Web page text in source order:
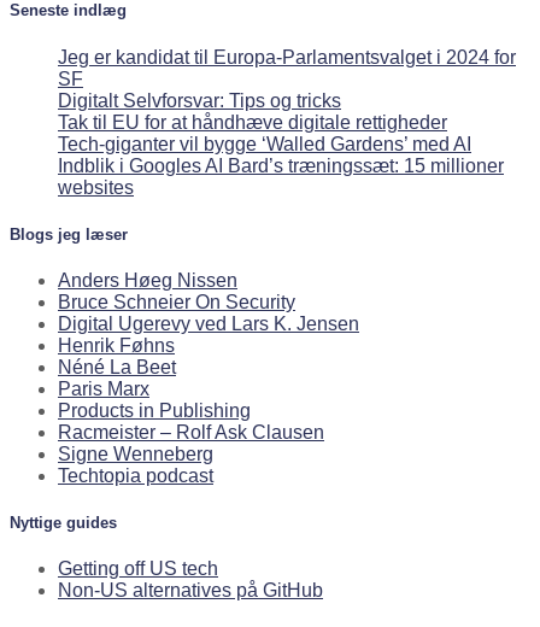
Seneste indlæg
Jeg er kandidat til Europa-Parlamentsvalget i 2024 for
SF
Digitalt Selvforsvar: Tips og tricks
Tak til EU for at håndhæve digitale rettigheder
Tech-giganter vil bygge ‘Walled Gardens’ med AI
Indblik i Googles AI Bard’s træningssæt: 15 millioner
websites
Blogs jeg læser
Anders Høeg Nissen
Bruce Schneier On Security
Digital Ugerevy ved Lars K. Jensen
Henrik Føhns
Néné La Beet
Paris Marx
Products in Publishing
Racmeister – Rolf Ask Clausen
Signe Wenneberg
Techtopia podcast
Nyttige guides
Getting off US tech
Non-US alternatives på GitHub